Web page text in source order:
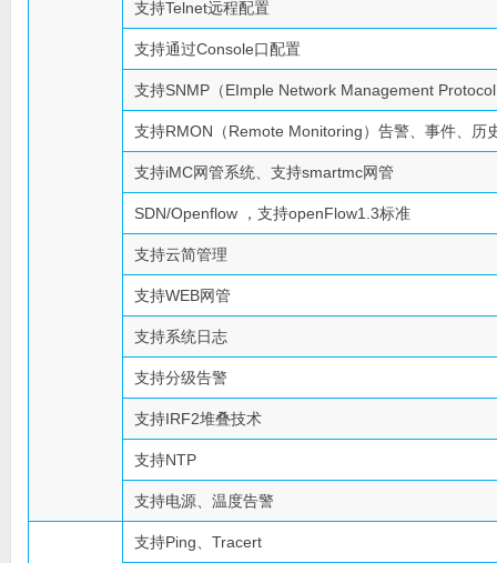
支持Telnet远程配置
支持通过Console口配置
支持SNMP（EImple Network Management
支持RMON（Remote Monitoring）告警、事件、历
支持iMC网管系统、支持smartmc网管
SDN/Openflow ，支持openFlow1.3标准
支持云简管理
支持WEB网管
支持系统日志
支持分级告警
支持IRF2堆叠技术
支持NTP
支持电源、温度告警
支持Ping、Tracert